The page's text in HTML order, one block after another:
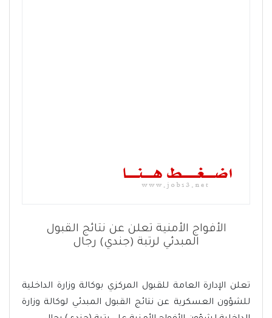
الأفواج الأمنية تعلن عن نتائج القبول
المبدئي لرتبة (جندي) رجال
تعلن الإدارة العامة للقبول المركزي بوكالة وزارة الداخلية
للشؤون العسكرية عن نتائج القبول المبدئي لوكالة وزارة